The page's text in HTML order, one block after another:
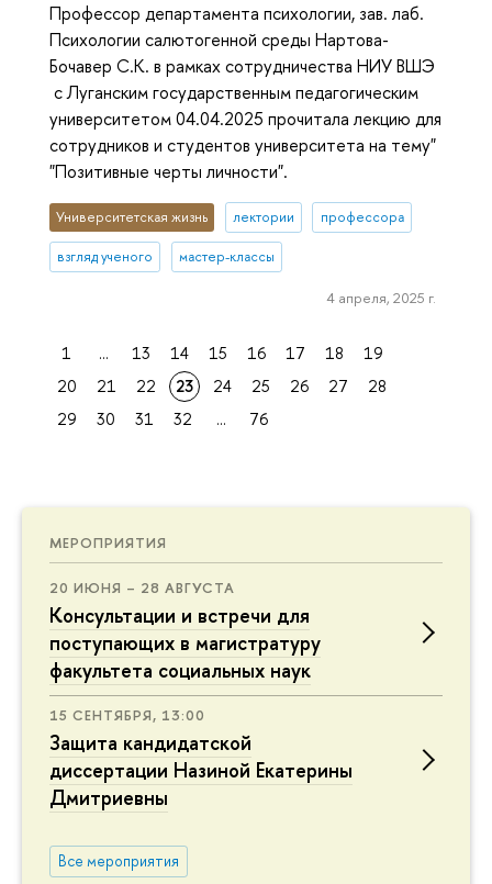
МЕРОПРИЯТИЯ
20 ИЮНЯ – 28 АВГУСТА
Консультации и встречи для
поступающих в магистратуру
факультета социальных наук
15 СЕНТЯБРЯ, 13:00
Защита кандидатской
диссертации Назиной Екатерины
Дмитриевны
Все мероприятия
Профессор департамента психологии, зав. лаб.
Психологии салютогенной среды Нартова-
Бочавер С.К. в рамках сотрудничества НИУ ВШЭ
с Луганским государственным педагогическим
университетом 04.04.2025 прочитала лекцию для
сотрудников и студентов университета на тему"
"Позитивные черты личности".
Университетская жизнь лектории профессора
взгляд ученого мастер-классы
4 апреля, 2025 г.
1 ... 13 14 15 16 17 18
19
20
21 22 23 24 25 26 27
28
29
30 31 32 ... 76